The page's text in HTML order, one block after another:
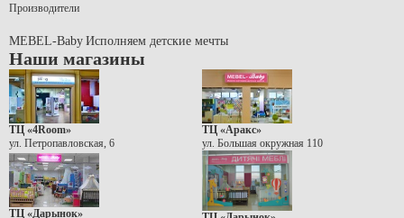
Производители
MEBEL-Baby Исполняем детские мечты
Наши магазины
ТЦ «4Room»
ул. Петропавловская, 6
ТЦ «Аракс»
ул. Большая окружная 110
ТЦ «Дарынок»